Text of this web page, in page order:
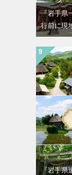
『岩手県
行前に現
『岩手県